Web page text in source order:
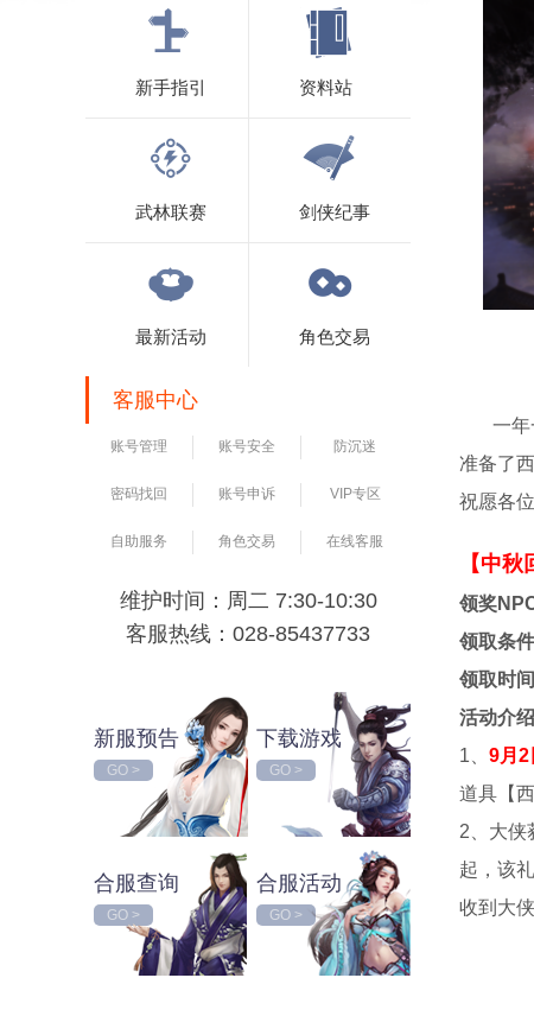
新手指引 资料站
武林联赛 剑侠纪事
最新活动 角色交易
客服中心
账号管理 账号安全 防沉迷
密码找回 账号申诉 VIP专区
自助服务 角色交易 在线客服
维护时间：周二 7:30-10:30
客服热线：028-85437733
新服预告
GO >
下载游戏
GO >
合服查询
GO >
合服活动
GO >
一年一
准备了
祝愿各
【中秋
领奖
领取条件
领取时间
活动介绍
1、 9月2
道具【
2、大侠
起，该
收到大